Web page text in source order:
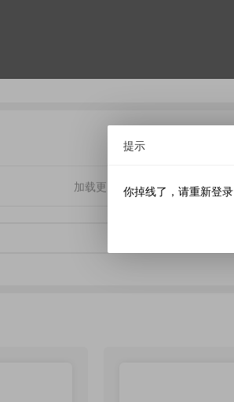
加载更多
提示
你掉线了，请重新登录